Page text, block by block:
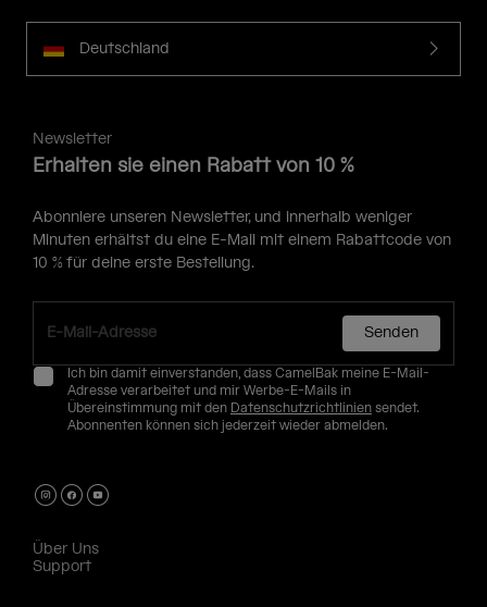
Deutschland
Newsletter
Erhalten sie einen Rabatt von 10 %
Abonniere unseren Newsletter, und innerhalb weniger
Minuten erhältst du eine E-Mail mit einem Rabattcode von
10 % für deine erste Bestellung.
Senden
Ich bin damit einverstanden, dass CamelBak meine E-Mail-
Adresse verarbeitet und mir Werbe-E-Mails in
Übereinstimmung mit den Datenschutzrichtlinien sendet.
Abonnenten können sich jederzeit wieder abmelden.
Über Uns
Support